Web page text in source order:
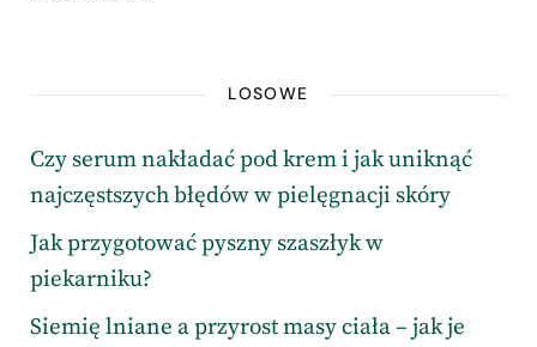
LOSOWE
Czy serum nakładać pod krem i jak uniknąć
najczęstszych błędów w pielęgnacji skóry
Jak przygotować pyszny szaszłyk w
piekarniku?
Siemię lniane a przyrost masy ciała – jak je